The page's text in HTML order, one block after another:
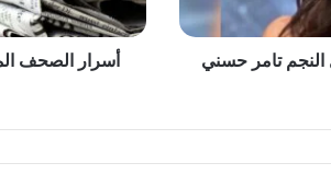
النجم تامر حسني
ح
م